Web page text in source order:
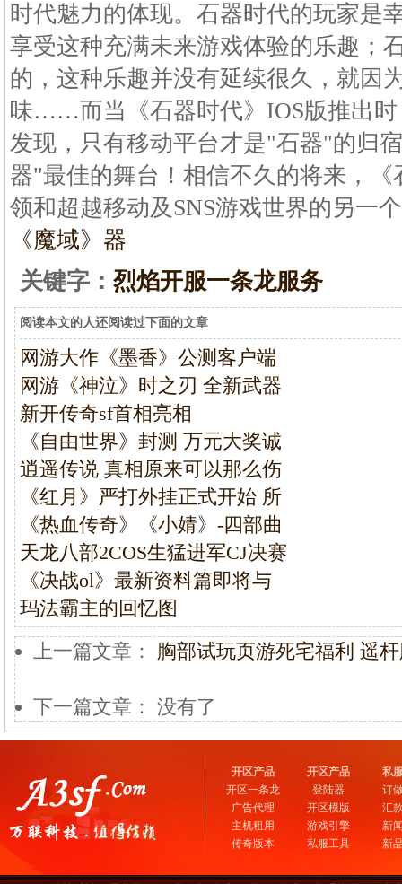
时代魅力的体现。石器时代的玩家是
享受这种充满未来游戏体验的乐趣；
的，这种乐趣并没有延续很久，就因
味……而当《石器时代》IOS版推出时
发现，只有移动平台才是"石器"的归
器"最佳的舞台！相信不久的将来，《
领和超越移动及SNS游戏世界的另一
《魔域》器
关键字： 烈焰开服一条龙服务
阅读本文的人还阅读过下面的文章
网游大作《墨香》公测客户端
网游《神泣》时之刃 全新武器
新开传奇sf首相亮相
《自由世界》封测 万元大奖诚
逍遥传说 真相原来可以那么伤
《红月》严打外挂正式开始 所
《热血传奇》《小婧》-四部曲
天龙八部2COS生猛进军CJ决赛
《决战ol》最新资料篇即将与
玛法霸主的回忆图
上一篇文章： 胸部试玩页游死宅福利 遥
下一篇文章： 没有了
开区产品
开区一条龙
广告代理
主机租用
传奇版本
开区产品
登陆器
开区模版
游戏引擎
私服工具
私
订
汇
新
新